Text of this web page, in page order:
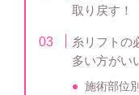
取り戻す！
糸リフトの
多い方がい
施術部位